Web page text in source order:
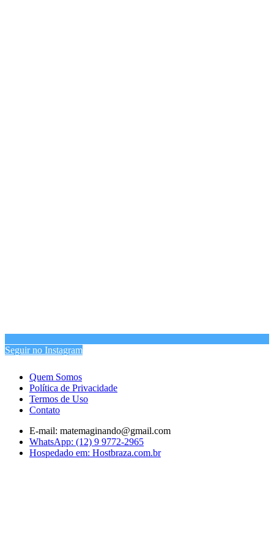
Seguir no Instagram
Quem Somos
Política de Privacidade
Termos de Uso
Contato
E-mail: matemaginando@gmail.com
WhatsApp: (12) 9 9772-2965
Hospedado em: Hostbraza.com.br